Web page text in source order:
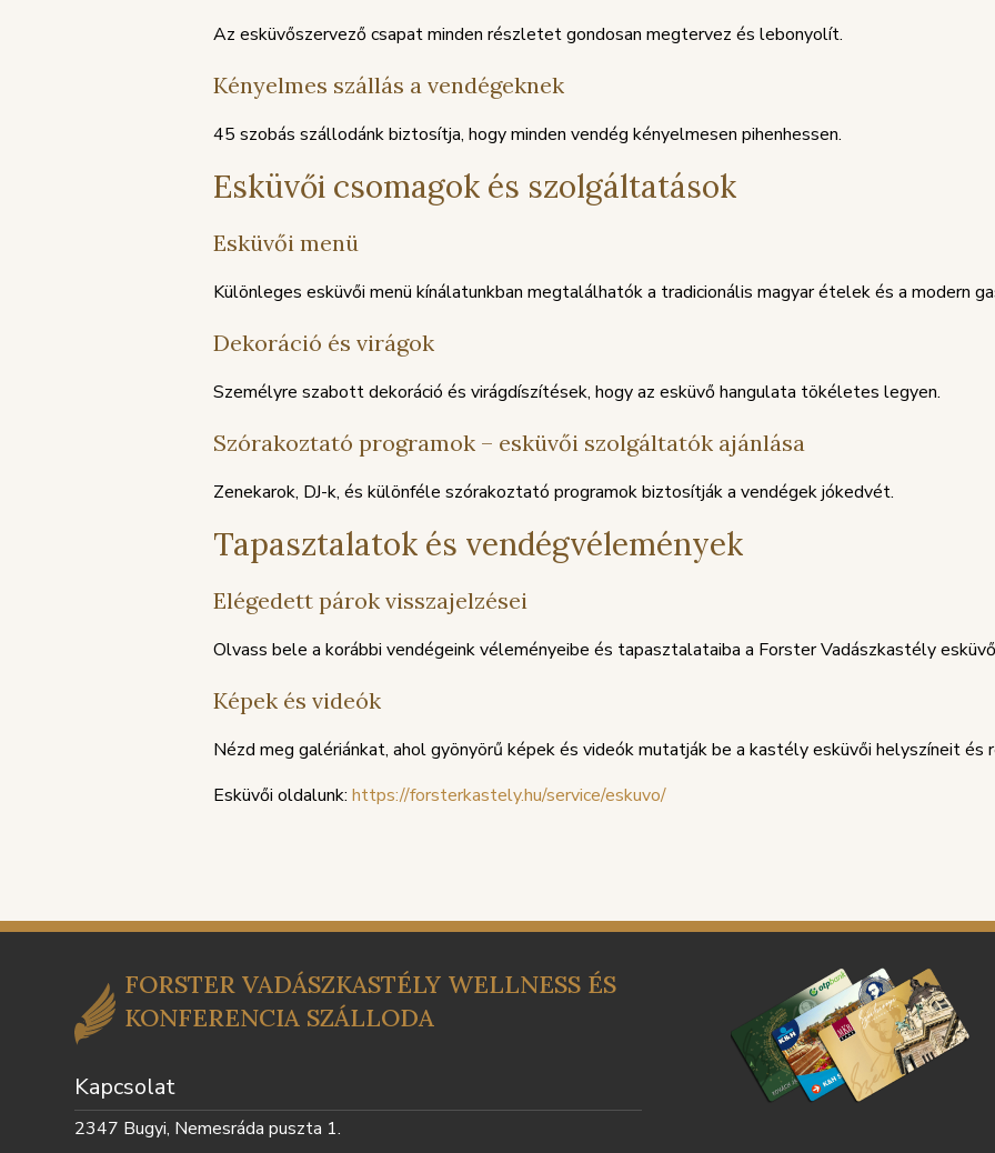
Az esküvőszervező csapat minden részletet gondosan megtervez és lebonyolít.
Kényelmes szállás a vendégeknek
45 szobás szállodánk biztosítja, hogy minden vendég kényelmesen pihenhessen.
Esküvői csomagok és szolgáltatások
Esküvői menü
Különleges esküvői menü kínálatunkban megtalálhatók a tradicionális magyar ételek és a modern
Dekoráció és virágok
Személyre szabott dekoráció és virágdíszítések, hogy az esküvő hangulata tökéletes legyen.
Szórakoztató programok – esküvői szolgáltatók ajánlása
Zenekarok, DJ-k, és különféle szórakoztató programok biztosítják a vendégek jókedvét.
Tapasztalatok és vendégvélemények
Elégedett párok visszajelzései
Olvass bele a korábbi vendégeink véleményeibe és tapasztalataiba a Forster Vadászkastély
Képek és videók
Nézd meg galériánkat, ahol gyönyörű képek és videók mutatják be a kastély esküvői helyszíneit és
Esküvői oldalunk: https://forsterkastely.hu/service/eskuvo/
FORSTER VADÁSZKASTÉLY WELLNESS ÉS
KONFERENCIA SZÁLLODA
Kapcsolat
2347 Bugyi, Nemesráda puszta 1.